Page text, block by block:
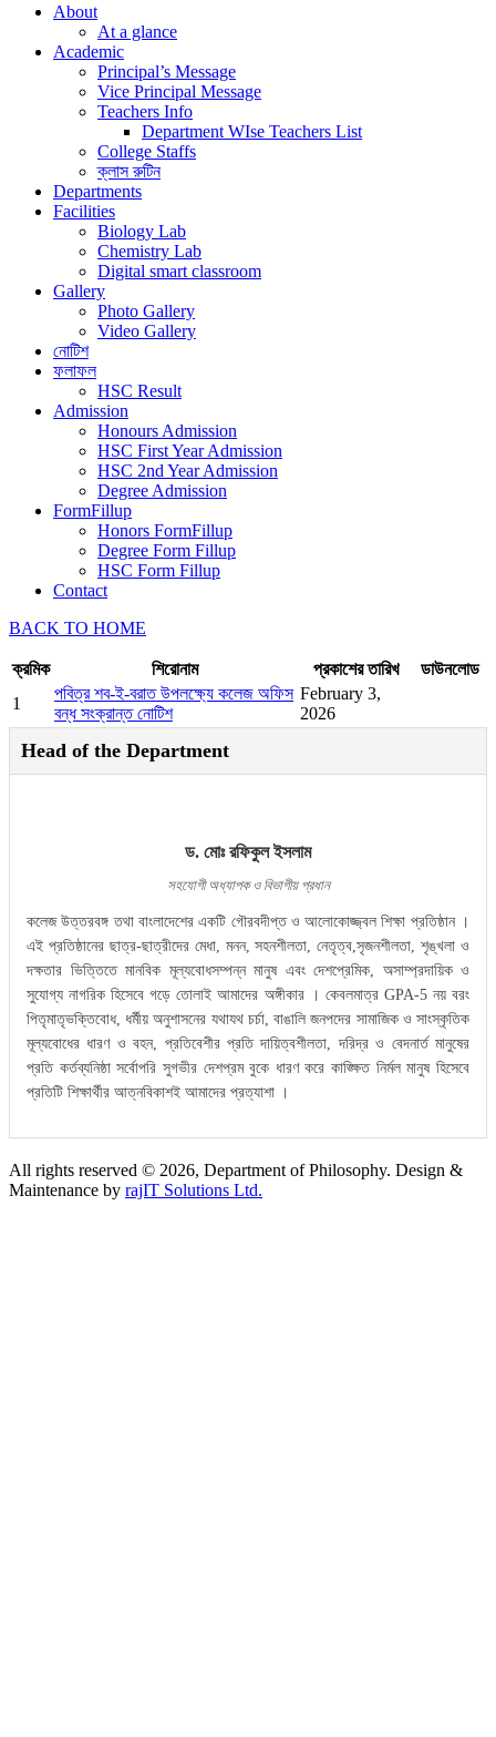
About
At a glance
Academic
Principal’s Message
Vice Principal Message
Teachers Info
Department WIse Teachers List
College Staffs
ক্লাস রুটিন
Departments
Facilities
Biology Lab
Chemistry Lab
Digital smart classroom
Gallery
Photo Gallery
Video Gallery
নোটিশ
ফলাফল
HSC Result
Admission
Honours Admission
HSC First Year Admission
HSC 2nd Year Admission
Degree Admission
FormFillup
Honors FormFillup
Degree Form Fillup
HSC Form Fillup
Contact
BACK TO HOME
ক্রমিক শিরোনাম প্রকাশের তারিখ
ডাউনলোড
1
পবিত্র শব-ই-বরাত উপলক্ষ্যে কলেজ অফিস
বন্ধ সংক্রান্ত নোটিশ
February 3,
2026
Head of the Department
ড. মোঃ রফিকুল ইসলাম
সহযোগী অধ্যাপক ও বিভাগীয় প্রধান
কলেজ উত্তরবঙ্গ তথা বাংলাদেশের একটি গৌরবদীপ্ত ও আলোকোজ্জ্বল শিক্ষা প্রতিষ্ঠান ।
এই প্রতিষ্ঠানের ছাত্র-ছাত্রীদের মেধা, মনন, সহনশীলতা, নেতৃত্ব,সৃজনশীলতা, শৃঙ্খলা ও
দক্ষতার ভিত্তিতে মানবিক মূল্যবোধসম্পন্ন মানুষ এবং দেশপ্রেমিক, অসাম্প্রদায়িক ও
সুযোগ্য নাগরিক হিসেবে গড়ে তোলাই আমাদের অঙ্গীকার । কেবলমাত্র GPA-5 নয় বরং
পিতৃমাতৃভক্তিবোধ, ধর্মীয় অনুশাসনের যথাযথ চর্চা, বাঙালি জনপদের সামাজিক ও সাংস্কৃতিক
মূল্যবোধের ধারণ ও বহন, প্রতিবেশীর প্রতি দায়িত্বশীলতা, দরিদ্র ও বেদনার্ত মানুষের
প্রতি কর্তব্যনিষ্ঠা সর্বোপরি সুগভীর দেশপ্রম বুকে ধারণ করে কাঙ্ক্ষিত নির্মল মানুষ হিসেবে
প্রতিটি শিক্ষার্থীর আত্নবিকাশই আমাদের প্রত্যাশা ।
All rights reserved © 2026, Department of Philosophy. Design &
Maintenance by rajIT Solutions Ltd.